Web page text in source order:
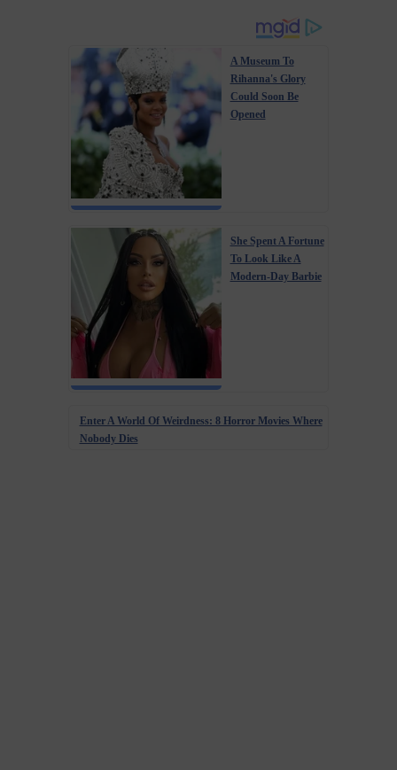
A Museum To
Rihanna's Glory
Could Soon Be
Opened
She Spent A Fortune
To Look Like A
Modern-Day Barbie
Enter A World Of Weirdness: 8 Horror Movies Where
Nobody Dies